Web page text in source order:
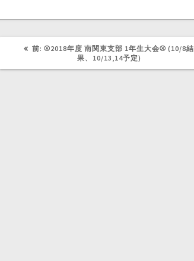
ウ
開
き
ま
い
新
し
い
ン
前: 前
⚾2018年度 南関東支部 1年生大会⚾ (10/8結
果、10/13,14予定)